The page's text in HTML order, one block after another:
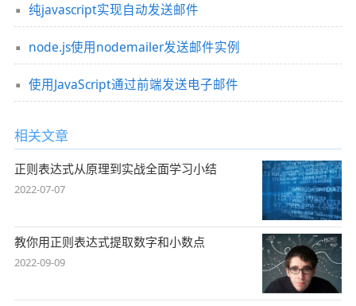
纯javascript实现自动发送邮件
node.js使用nodemailer发送邮件实例
使用JavaScript通过前端发送电子邮件
相关文章
正则表达式从原理到实战全面学习小结
2022-07-07
教你用正则表达式提取数字和小数点
2022-09-09